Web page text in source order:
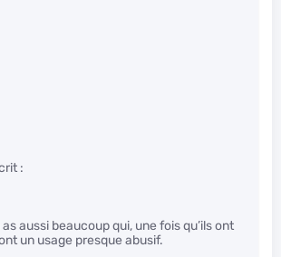
:
as aussi beaucoup qui, une fois qu’ils ont
un usage presque abusif.